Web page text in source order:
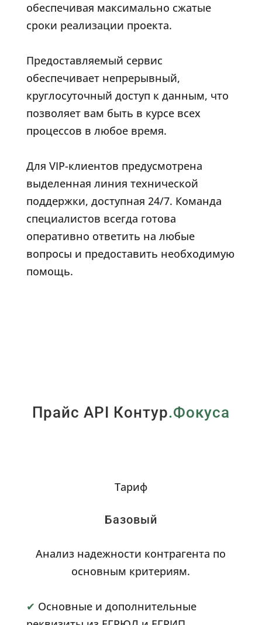
обеспечивая максимально сжатые
сроки реализации проекта.
Предоставляемый сервис
обеспечивает непрерывный,
круглосуточный доступ к данным, что
позволяет вам быть в курсе всех
процессов в любое время.
Для VIP-клиентов предусмотрена
выделенная линия технической
поддержки, доступная 24/7. Команда
специалистов всегда готова
оперативно ответить на любые
вопросы и предоставить необходимую
помощь.
Прайс API Контур.Фокуса
Тариф
Базовый
Анализ надежности контрагента по
основным критериям.
✔ Основные и дополнительные